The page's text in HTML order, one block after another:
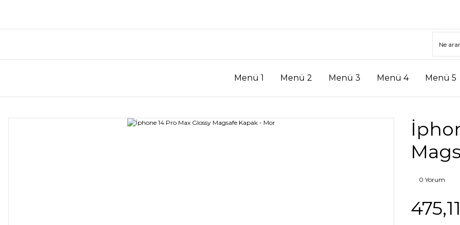
Menü 1 Menü 2 Menü 3 Menü 4 Menü 5
0 Yorum